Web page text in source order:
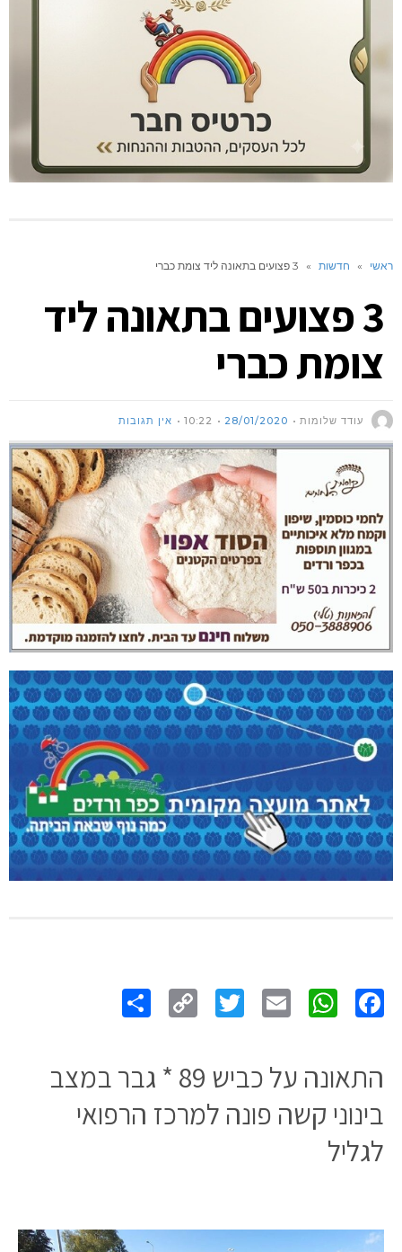
ראשי » חדשות » 3 פצועים בתאונה ליד צומת כברי
3 פצועים בתאונה ליד
צומת כברי
עודד שלומות 28/01/2020
10:22 אין תגובות
Link
התאונה על כביש 89 * גבר במצב
בינוני קשה פונה למרכז הרפואי
לגליל